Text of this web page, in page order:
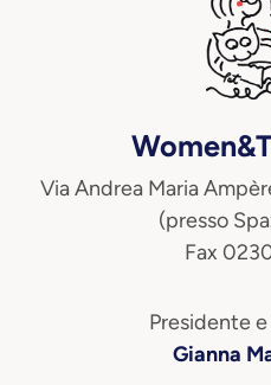
Via Andrea Maria
(presso
Fax
Presidente
Gianna